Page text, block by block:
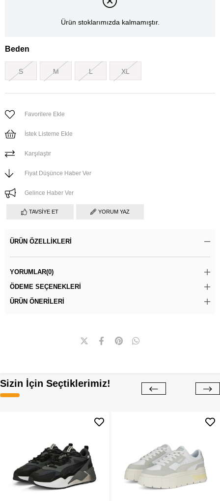
Ürün stoklarımızda kalmamıştır.
Beden
S M L XL
Favorilere Ekle
İstek Listeme Ekle
Karşılaştır
Fiyat Düşünce Haber Ver
Gelince Haber Ver
TAVSIYE ET YORUM YAZ
ÜRÜN ÖZELLIKLERI
YORUMLAR(0)
ÖDEME SEÇENEKLERI
ÜRÜN ÖNERILERI
Sizin İçin Seçtiklerimiz!